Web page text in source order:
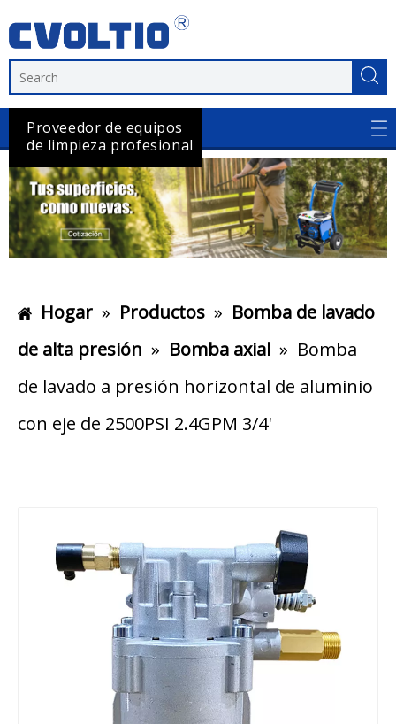
Proveedor de equipos
de limpieza profesional
Hogar » Productos » Bomba de lavado
de alta presión » Bomba axial » Bomba
de lavado a presión horizontal de aluminio
con eje de 2500PSI 2.4GPM 3/4'